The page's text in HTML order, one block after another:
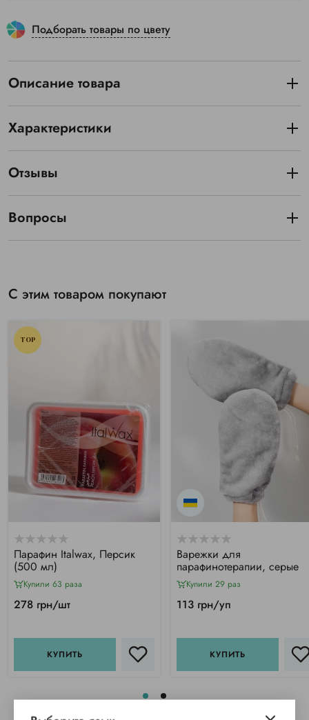
Подборать товары по цвету
Описание товара
Характеристики
Отзывы
Вопросы
С этим товаром покупают
TOP
Парафин Italwax, Персик
(500 мл)
Купили 63 раза
278 грн/шт
КУПИТЬ
Варежки для
парафинотерапии, серые
Купили 29 раз
113 грн/уп
КУПИТЬ